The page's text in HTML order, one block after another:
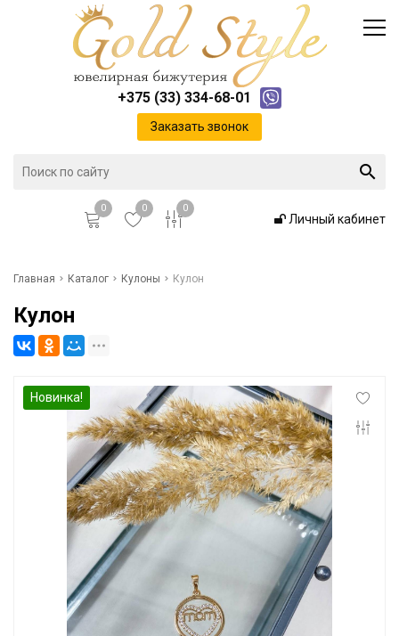
+375 (33) 334-68-01
Заказать звонок
0 0 0
Личный кабинет
Главная
Инфо
Контакты
Положение о cookie-файлах
Главная Каталог Кулоны Кулон
Кулон
Новинка!
Каталог
Доставка и оплата
Инфо
Контакты
Положение о cookie-файлах